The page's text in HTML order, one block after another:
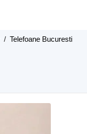
/ Telefoane Bucuresti